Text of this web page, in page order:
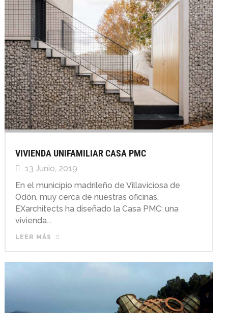
VIVIENDA UNIFAMILIAR CASA PMC
13 Junio, 2019
En el municipio madrileño de Villaviciosa de
Odón, muy cerca de nuestras oficinas,
EXarchitects ha diseñado la Casa PMC: una
vivienda...
LEER MÁS